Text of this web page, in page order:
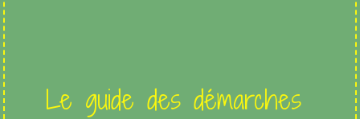
Le guide des démarches